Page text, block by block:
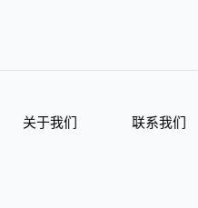
关于我们 联系我们